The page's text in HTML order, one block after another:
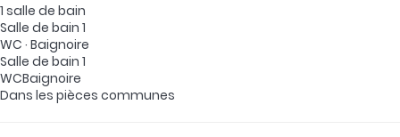
1 salle de bain
Salle de bain 1
WC · Baignoire
Salle de bain 1
WCBaignoire
Dans les pièces communes